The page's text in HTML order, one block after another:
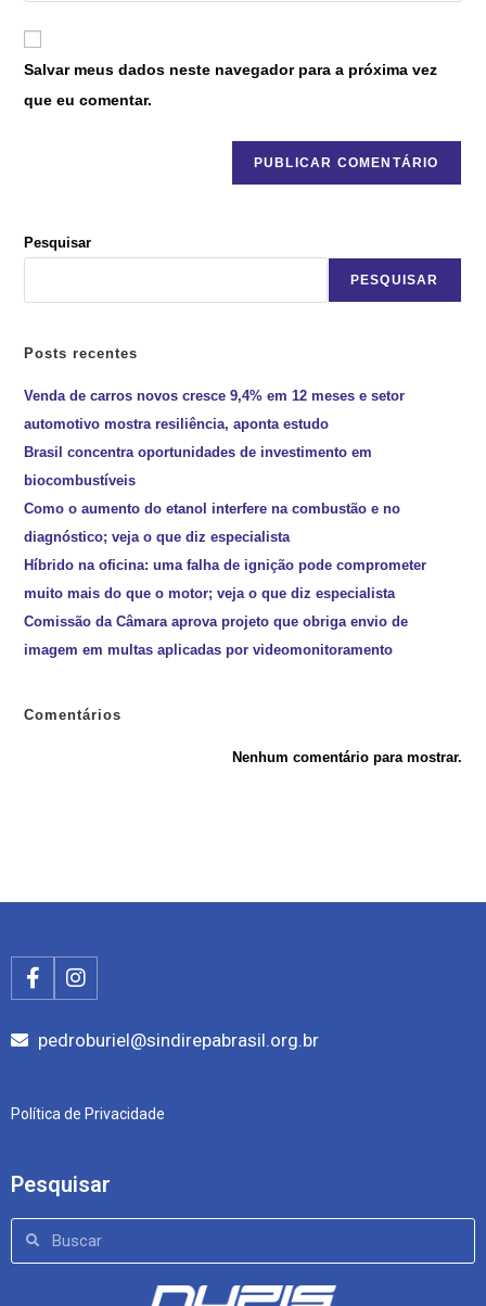
Salvar meus dados neste navegador para a próxima vez
que eu comentar.
Pesquisar
PESQUISAR
Posts recentes
Venda de carros novos cresce 9,4% em 12 meses e setor
automotivo mostra resiliência, aponta estudo
Brasil concentra oportunidades de investimento em
biocombustíveis
Como o aumento do etanol interfere na combustão e no
diagnóstico; veja o que diz especialista
Híbrido na oficina: uma falha de ignição pode comprometer
muito mais do que o motor; veja o que diz especialista
Comissão da Câmara aprova projeto que obriga envio de
imagem em multas aplicadas por videomonitoramento
Comentários
Nenhum comentário para mostrar.
pedroburiel@sindirepabrasil.org.br
Política de Privacidade
Pesquisar